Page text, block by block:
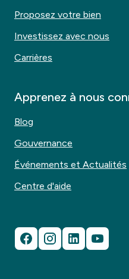
Proposez votre bien
Investissez avec nous
Carrières
Apprenez à nous
Blog
Gouvernance
Événements et Actualités
Centre d'aide